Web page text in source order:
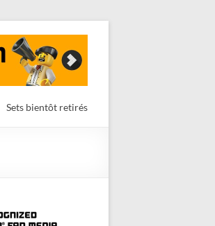
Sets bientôt retirés